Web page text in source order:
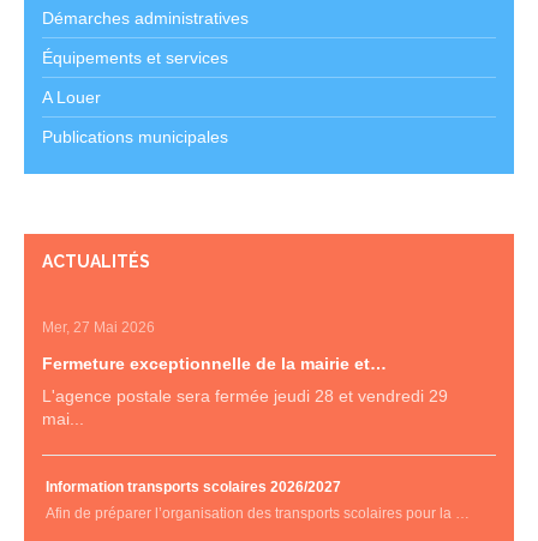
Démarches administratives
Équipements et services
A Louer
Publications municipales
ACTUALITÉS
Mer, 27 Mai 2026
Fermeture exceptionnelle de la mairie et…
L'agence postale sera fermée jeudi 28 et vendredi 29
mai...
Information transports scolaires 2026/2027
Afin de préparer l’organisation des transports scolaires pour la …